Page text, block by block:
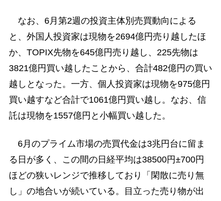
なお、6月第2週の投資主体別売買動向による
と、外国人投資家は現物を2694億円売り越したほ
か、TOPIX先物を645億円売り越し、225先物は
3821億円買い越したことから、合計482億円の買い
越しとなった。一方、個人投資家は現物を975億円
買い越すなど合計で1061億円買い越し。なお、信
託は現物を1557億円と小幅買い越した。
6月のプライム市場の売買代金は3兆円台に留ま
る日が多く、この間の日経平均は38500円±700円
ほどの狭いレンジで推移しており「閑散に売り無
し」の地合いが続いている。目立った売り物が出